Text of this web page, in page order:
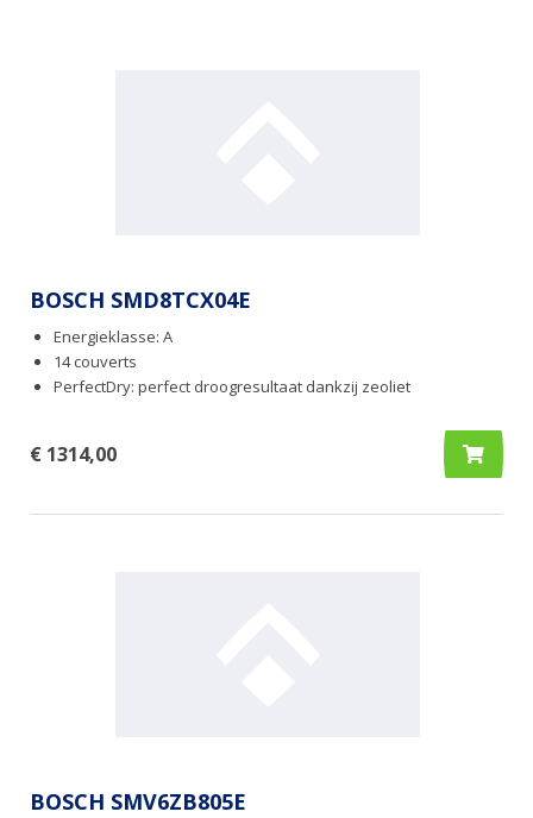
BOSCH SMD8TCX04E
Energieklasse: A
14 couverts
PerfectDry: perfect droogresultaat dankzij zeoliet
€ 1314,00
BOSCH SMV6ZB805E